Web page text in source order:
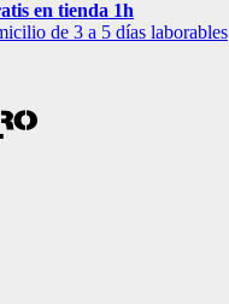
en tienda 1h
de 3 a 5 días laborables